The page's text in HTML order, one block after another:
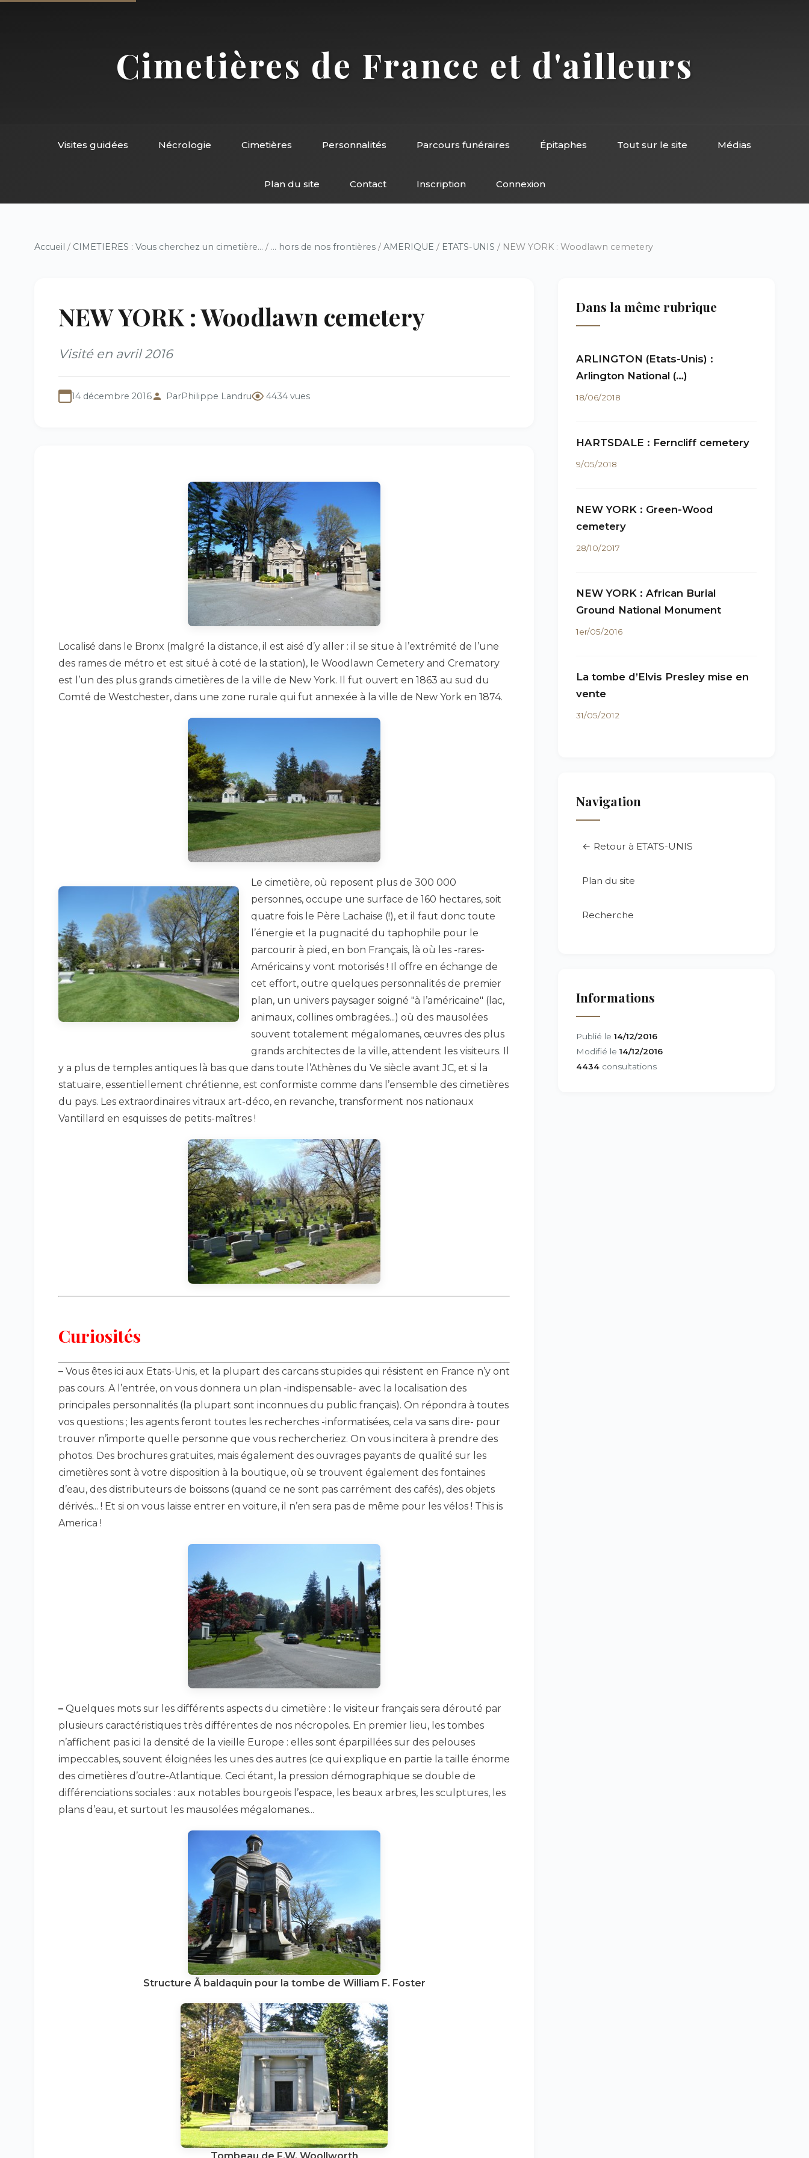
Cimetières de France et d'ailleurs
Visites guidées Nécrologie Cimetières Personnalités Parcours funéraires Épitaphes Tout sur le site Médias
Plan du site Contact Inscription Connexion
Accueil / CIMETIERES : Vous cherchez un cimetière... / ... hors de nos frontières / AMERIQUE / ETATS-UNIS / NEW YORK : Woodlawn cemetery
NEW YORK : Woodlawn cemetery
Visité en avril 2016
14 décembre 2016 ParPhilippe Landru 4434 vues
Localisé dans le Bronx (malgré la distance, il est aisé d’y aller : il se situe à l’extrémité de l’une
des rames de métro et est situé à coté de la station), le Woodlawn Cemetery and Crematory
est l’un des plus grands cimetières de la ville de New York. Il fut ouvert en 1863 au sud du
Comté de Westchester, dans une zone rurale qui fut annexée à la ville de New York en 1874.
Le cimetière, où reposent plus de 300 000
personnes, occupe une surface de 160 hectares, soit
quatre fois le Père Lachaise (!), et il faut donc toute
l’énergie et la pugnacité du taphophile pour le
parcourir à pied, en bon Français, là où les -rares-
Américains y vont motorisés ! Il offre en échange de
cet effort, outre quelques personnalités de premier
plan, un univers paysager soigné "à l’américaine" (lac,
animaux, collines ombragées...) où des mausolées
souvent totalement mégalomanes, œuvres des plus
grands architectes de la ville, attendent les visiteurs. Il
y a plus de temples antiques là bas que dans toute l’Athènes du Ve siècle avant JC, et si la
statuaire, essentiellement chrétienne, est conformiste comme dans l’ensemble des cimetières
du pays. Les extraordinaires vitraux art-déco, en revanche, transforment nos nationaux
Vantillard en esquisses de petits-maîtres !
Curiosités
– Vous êtes ici aux Etats-Unis, et la plupart des carcans stupides qui résistent en France n’y ont
pas cours. A l’entrée, on vous donnera un plan -indispensable- avec la localisation des
principales personnalités (la plupart sont inconnues du public français). On répondra à toutes
vos questions ; les agents feront toutes les recherches -informatisées, cela va sans dire- pour
trouver n’importe quelle personne que vous rechercheriez. On vous incitera à prendre des
photos. Des brochures gratuites, mais également des ouvrages payants de qualité sur les
cimetières sont à votre disposition à la boutique, où se trouvent également des fontaines
d’eau, des distributeurs de boissons (quand ce ne sont pas carrément des cafés), des objets
dérivés... ! Et si on vous laisse entrer en voiture, il n’en sera pas de même pour les vélos ! This is
America !
– Quelques mots sur les différents aspects du cimetière : le visiteur français sera dérouté par
plusieurs caractéristiques très différentes de nos nécropoles. En premier lieu, les tombes
n’affichent pas ici la densité de la vieille Europe : elles sont éparpillées sur des pelouses
impeccables, souvent éloignées les unes des autres (ce qui explique en partie la taille énorme
des cimetières d’outre-Atlantique. Ceci étant, la pression démographique se double de
différenciations sociales : aux notables bourgeois l’espace, les beaux arbres, les sculptures, les
plans d’eau, et surtout les mausolées mégalomanes...
Structure Ã baldaquin pour la tombe de William F. Foster
Dans la même rubrique
ARLINGTON (Etats-Unis) :
Arlington National (…)
18/06/2018
HARTSDALE : Ferncliff cemetery
9/05/2018
NEW YORK : Green-Wood
cemetery
28/10/2017
NEW YORK : African Burial
Ground National Monument
1er/05/2016
La tombe d’Elvis Presley mise en
vente
31/05/2012
Navigation
← Retour à ETATS-UNIS
Plan du site
Recherche
Informations
Publié le 14/12/2016
Modifié le 14/12/2016
4434 consultations